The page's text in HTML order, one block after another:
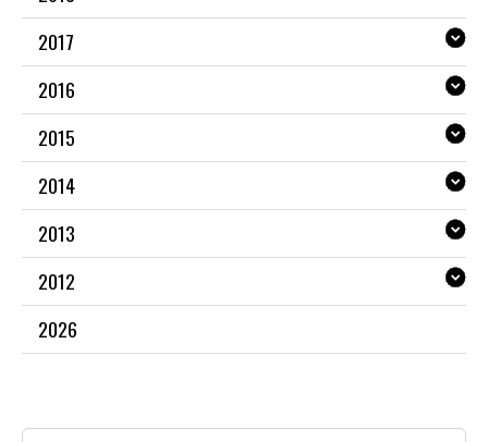
2017
2016
2015
2014
2013
2012
2026